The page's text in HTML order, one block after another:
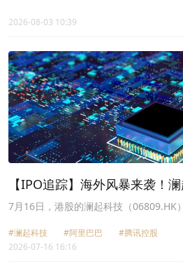
澜起科技(6809.JK)等6家公司；按最新收
2026-08-03 10:39
【IPO追踪】海外风暴来袭！
股价跳水跌近23%
7月16日，港股的澜起科技（06809.HK
发数百亿港元，投资者夺路而逃。
#澜起科技 #阿里巴巴
#腾讯控股
2026-07-16 16:16